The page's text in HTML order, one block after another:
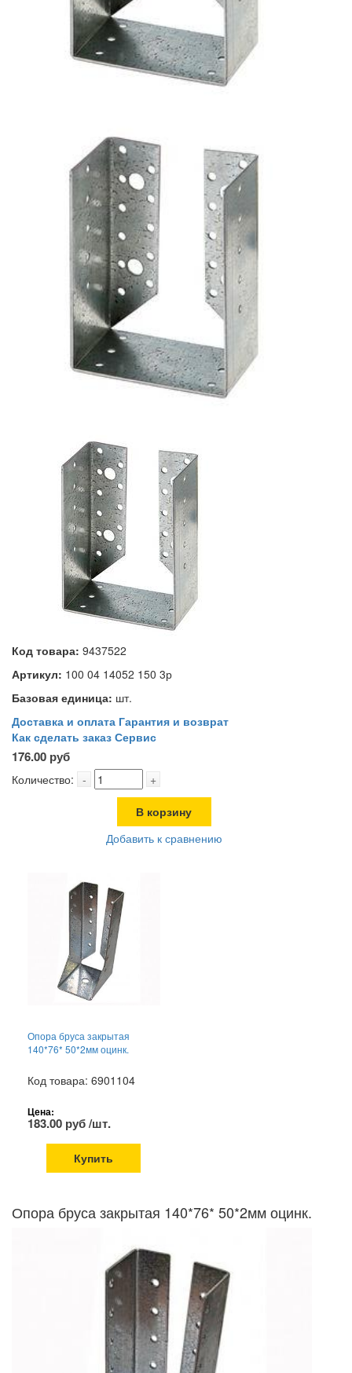
Код товара: 9437522
Артикул: 100 04 14052 150 3р
Базовая единица: шт.
Доставка и оплата Гарантия и возврат
Как сделать заказ Сервис
176.00 руб
Количество: - +
В корзину
Добавить к сравнению
Опора бруса закрытая
140*76* 50*2мм оцинк.
Код товара: 6901104
Цена:
183.00 руб /шт.
Купить
Опора бруса закрытая 140*76* 50*2мм оцинк.